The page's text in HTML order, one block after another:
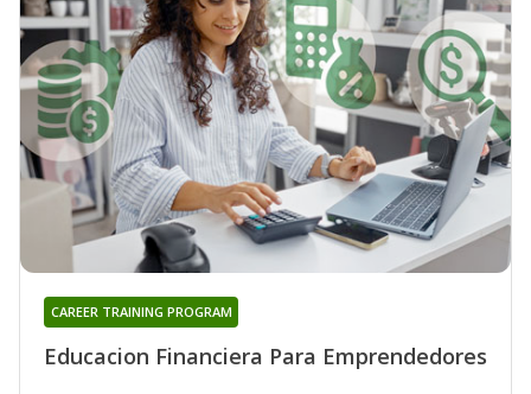
Educacion Financiera Para Emprendedores
CAREER TRAINING PROGRAM